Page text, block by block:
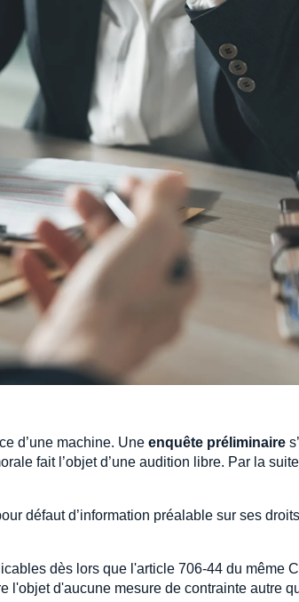
d’une machine. Une enquête préliminaire
fait l’objet d’une audition libre. Par la
défaut d’information préalable sur ses
dès lors que l'article 706-44 du même
l'objet d'aucune mesure de contrainte autre